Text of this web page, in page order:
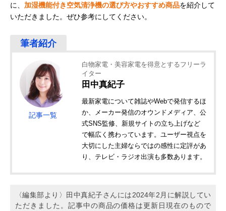
に、 加湿機能付き空気清浄機の選び方やおすすめ商品を紹介して
いただきました。ぜひ参考にしてください。
記事一覧
白物家電・美容家電を得意とするフリーラ
イター
田中真紀子
最新家電について雑誌やWebで発信するほ
か、メーカー発信のオウンドメディア、公
式SNS監修、新規サイトの立ち上げなど
で幅広く携わっています。ユーザー視点を
大切にした主婦ならではの感性に定評があ
り、テレビ・ラジオ出演も多数あります。
〈編集部より〉田中真紀子さんには2024年2月に解説してい
ただきました。記事中の商品の価格は更新日現在のもので